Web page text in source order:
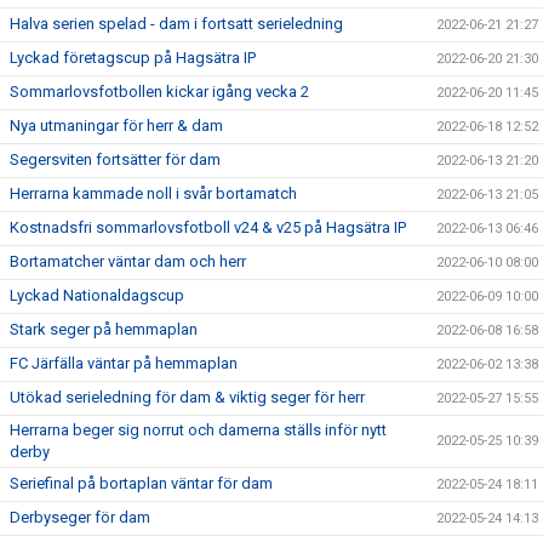
Halva serien spelad - dam i fortsatt serieledning 2022-06-21 21:27
Lyckad företagscup på Hagsätra IP 2022-06-20 21:30
Sommarlovsfotbollen kickar igång vecka 2 2022-06-20 11:45
Nya utmaningar för herr & dam 2022-06-18 12:52
Segersviten fortsätter för dam 2022-06-13 21:20
Herrarna kammade noll i svår bortamatch 2022-06-13 21:05
Kostnadsfri sommarlovsfotboll v24 & v25 på Hagsätra IP 2022-06-13 06:46
Bortamatcher väntar dam och herr 2022-06-10 08:00
Lyckad Nationaldagscup 2022-06-09 10:00
Stark seger på hemmaplan 2022-06-08 16:58
FC Järfälla väntar på hemmaplan 2022-06-02 13:38
Utökad serieledning för dam & viktig seger för herr 2022-05-27 15:55
Herrarna beger sig norrut och damerna ställs inför nytt
derby
2022-05-25 10:39
Seriefinal på bortaplan väntar för dam 2022-05-24 18:11
Derbyseger för dam 2022-05-24 14:13